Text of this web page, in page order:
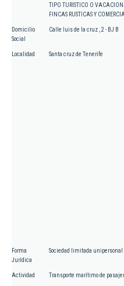
TIPO TURISTICO O
FINCAS RUSTICAS Y
Domicilio
Social
Calle luis de la cruz , 2 - BJ B
Localidad Santa cruz de Tenerife
Forma
Jurídica
Sociedad limitada unipersonal
Actividad Transporte marítimo de